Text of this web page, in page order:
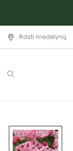
Rasti medelyną